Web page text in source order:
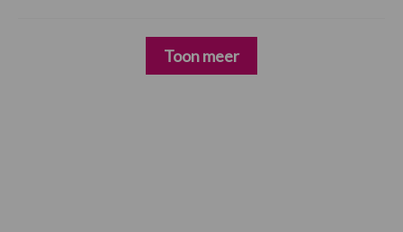
Toon meer